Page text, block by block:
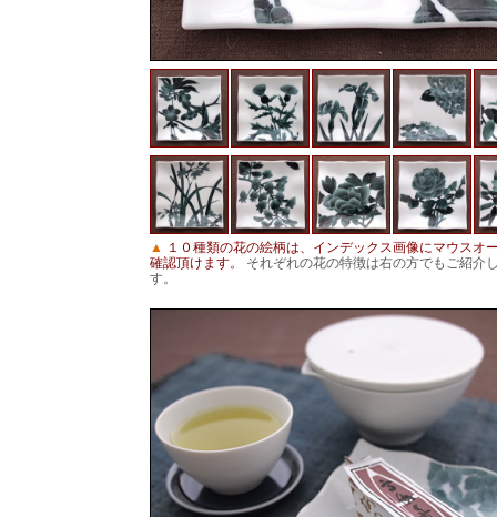
▲ １０種類の花の絵柄は、インデックス画像にマウスオ
確認頂けます。
それぞれの花の特徴は右の方でもご紹介
す。